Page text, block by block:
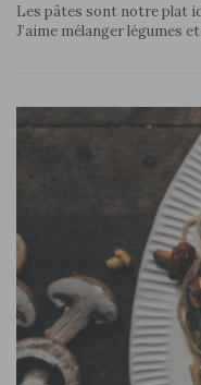
Les pâtes sont notre plat
J’aime mélanger légumes